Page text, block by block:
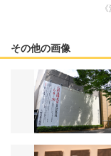
その他の画像